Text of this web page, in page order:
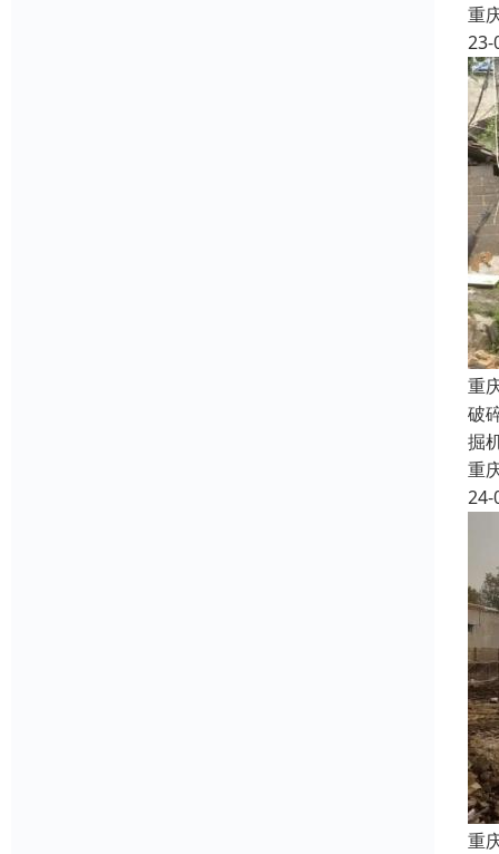
重
23-
重
破
掘
重
24-
重